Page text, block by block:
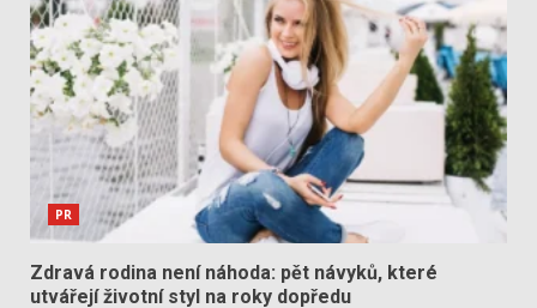
PR
Zdravá rodina není náhoda: pět návyků, které
utvářejí životní styl na roky dopředu